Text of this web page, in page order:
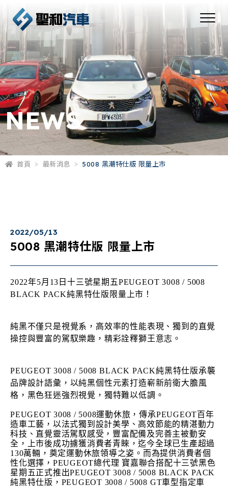
NEWS
首頁 最新消息 5008 黑潮特仕版 限量上市
2022/05/13
5008 黑潮特仕版 限量上市
2022年5月13日十三號星期五PEUGEOT 3008 / 5008
BLACK PACK純黑特仕版限量上市！
純黑不僅只是視覺系，高效率的性能表現、獨到的直覺
操控與豐富的駕馭樂趣，精彩詮釋獅王意志。
PEUGEOT 3008 / 5008 BLACK PACK純黑特仕版承襲
品牌設計語彙，以純黑個性元素打造嶄新前衛大膽風
格，黑色狂迷強烈視覺，獨特難以低調。
PEUGEOT 3008 / 5008運動休旅，傳承PEUGEOT百年
造車工藝，以法式獨到設計美學、高效節能的精湛動力
科技、直覺靈活駕馭感受，豐富配備及完善主被動安
全，上市後成功擄獲消費者青睞，迄今全球已生產超過
130萬輛，奠定運動休旅領導之姿。而為提供消費者個
性化選擇，PEUGEOT總代理 寶嘉聯合搭配十三號黑色
星期五正式推出PEUGEOT 3008 / 5008 BLACK PACK
純黑特仕版，PEUGEOT 3008 / 5008 GT車型指定車